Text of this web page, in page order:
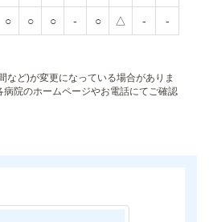
○ ○ ○ - ○ △ - -
など)が変更になっている場合がありま
院のホームページやお電話にてご確認